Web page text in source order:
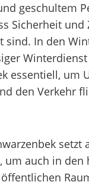
geschultem
Sicherheit und
sind. In den
essentiell, um
den Verkehr
setzt
um auch in den